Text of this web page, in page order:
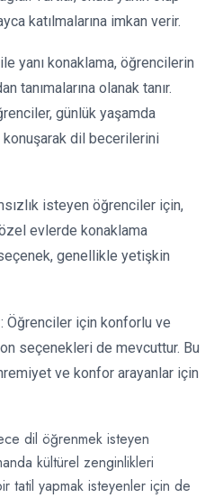
katılmalarına imkan verir.
yanı konaklama, öğrencilerin
tanımalarına olanak tanır.
günlük yaşamda
dil becerilerini
isteyen öğrenciler için,
evlerde konaklama
genellikle yetişkin
: Öğrenciler için konforlu ve
seçenekleri de mevcuttur. Bu
ve konfor arayanlar için
dil öğrenmek isteyen
kültürel zenginlikleri
tatil yapmak isteyenler için de